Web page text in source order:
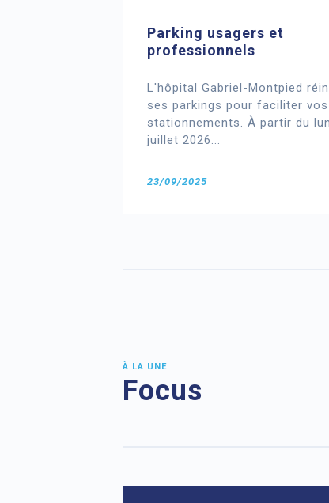
Parking usagers et
professionnels
L'hôpital Gabriel-Montpied
ses parkings pour faciliter vos
stationnements. À partir du
juillet 2026...
23/09/2025
À LA UNE
Focus